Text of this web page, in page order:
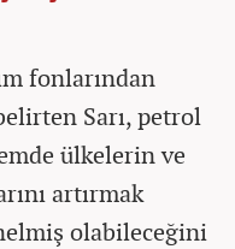
fonlarından
Sarı, petrol
ülkelerin ve
artırmak
olabileceğini